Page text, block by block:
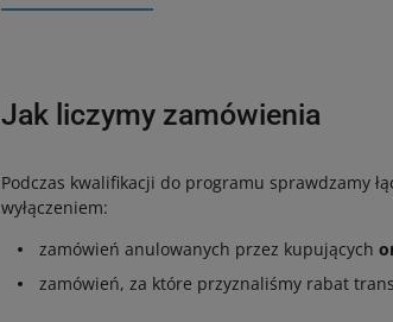
Jak liczymy zamówienia
Podczas kwalifikacji do programu sprawdzamy
wyłączeniem:
zamówień anulowanych przez kupujących
zamówień, za które przyznaliśmy rabat